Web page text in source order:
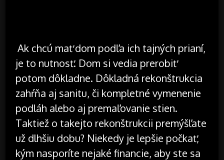
Ak chcú mať dom podľa ich tajných prianí,
je to nutnosť. Dom si vedia prerobiť
potom dôkladne. Dôkladná rekonštrukcia
zahŕňa aj sanitu, či kompletné vymenenie
podláh alebo aj premaľovanie stien.
Taktiež o takejto rekonštrukcii premýšľate
už dlhšiu dobu? Niekedy je lepšie počkať,
kým nasporíte nejaké financie, aby ste sa